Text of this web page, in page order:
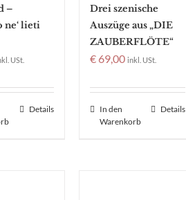
–
ne‘ lieti
USt.
Details
Drei szenische
Auszüge aus „DIE
ZAUBERFLÖTE“
€69,00 inkl. USt.
In den
Warenkorb
Details